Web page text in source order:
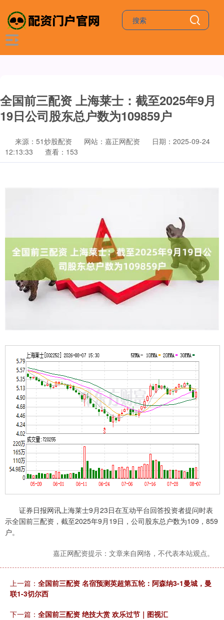
全国前三配资 上海莱士：截至2025年9月
19日公司股东总户数为109859户
来源：51炒股配资 网站：嘉正网配资
日期：2025-09-24
12:13:33
查看：153
证券日报网讯上海莱士9月23日在互动平台回答投资者提问时表
示全国前三配资，截至2025年9月19日，公司股东总户数为109，859
户。
嘉正网配资提示：文章来自网络，不代表本站观点。
上一篇： 全国前三配资 名宿预测英超第五轮：阿森纳3-1曼城，曼
联1-3切尔西
下一篇： 全国前三配资 绝技大赏 欢乐过节｜图视汇